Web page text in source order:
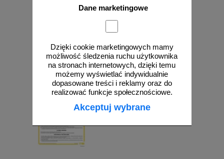
Dane marketingowe
Dzięki cookie marketingowych mamy
możliwość śledzenia ruchu użytkownika
na stronach internetowych, dzięki temu
możemy wyświetlać indywidualnie
dopasowane treści i reklamy oraz do
realizować funkcje społecznościowe.
Akceptuj wybrane
do koszyka do koszyka